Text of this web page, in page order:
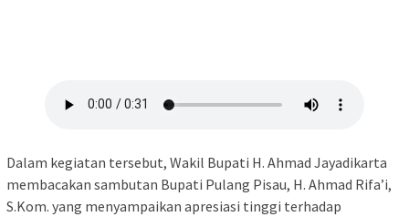
Dalam kegiatan tersebut, Wakil Bupati H. Ahmad Jayadikarta
membacakan sambutan Bupati Pulang Pisau, H. Ahmad Rifa’i,
S.Kom. yang menyampaikan apresiasi tinggi terhadap